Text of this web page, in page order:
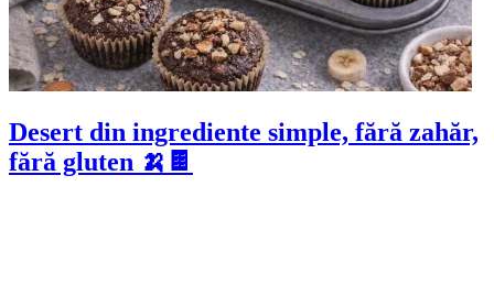
Desert din ingrediente simple, fără zahăr,
fără gluten 🍌🍫